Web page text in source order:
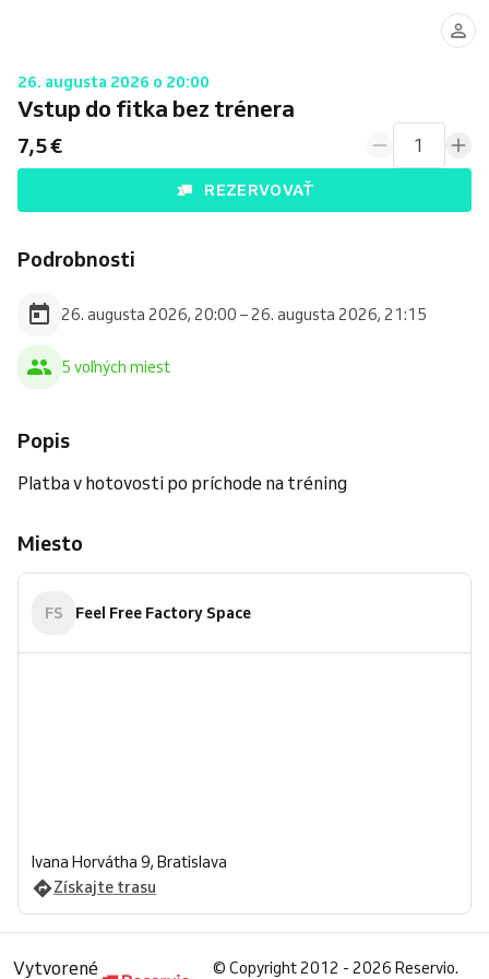
26. augusta 2026 o 20:00
Vstup do fitka bez trénera
7,5 € 1
REZERVOVAŤ
Podrobnosti
26. augusta 2026, 20:00 – 26. augusta 2026, 21:15
5 voľných miest
Popis
Platba v hotovosti po príchode na tréning
Miesto
FS Feel Free Factory Space
Ivana Horvátha 9, Bratislava
Získajte trasu
Vytvorené © Copyright 2012 - 2026 Reservio.